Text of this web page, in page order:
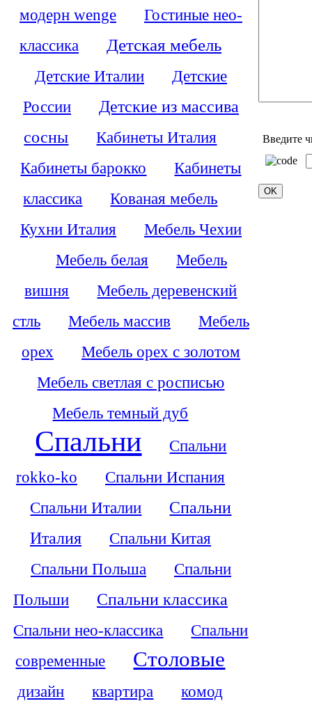
модерн wenge
Гостиные нео-
классика
Детская мебель
Детские Италии
Детские
России
Детские из массива
сосны
Кабинеты Италия
Кабинеты барокко
Кабинеты
классика
Кованая мебель
Кухни Италия
Мебель Чехии
Мебель белая
Мебель
вишня
Мебель деревенский
стль
Мебель массив
Мебель
орех
Мебель орех с золотом
Мебель светлая с росписью
Мебель темный дуб
Спальни
Спальни
rokko-ko
Спальни Испания
Спальни Италии
Спальни
Италия
Спальни Китая
Спальни Польша
Спальни
Польши
Спальни классика
Спальни нео-классика
Спальни
современные
Столовые
дизайн квартира
комод
Введите